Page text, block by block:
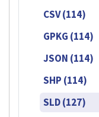
CSV (114)
GPKG (114)
JSON (114)
SHP (114)
SLD (127)